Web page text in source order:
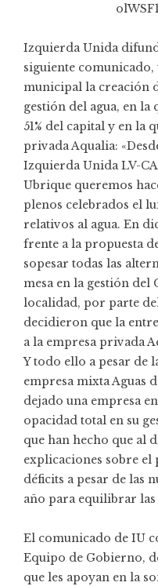
Izquierda Unida
siguiente
municipal la creación
gestión del agua, en
51% del capital y en la
privada Aqualia:
Izquierda Unida LV-
Ubrique queremos
plenos celebrados el
relativos al agua. En
frente a la propuesta
sopesar todas las
mesa en la gestión del
localidad, por parte
decidieron que la
a la empresa privada
Y todo ello a pesar de
empresa mixta Aguas
dejado una empresa
opacidad total en su
que han hecho que al
explicaciones sobre el
déficits a pesar de las
año para equilibrar las
El comunicado de IU
Equipo de Gobierno,
que les apoyan en la